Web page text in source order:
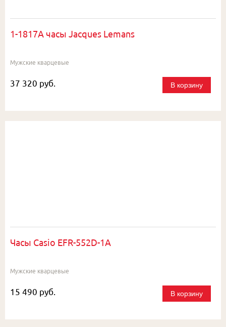
1-1817A часы Jacques Lemans
Мужские кварцевые
37 320 руб. В корзину
Часы Casio EFR-552D-1A
Мужские кварцевые
15 490 руб. В корзину